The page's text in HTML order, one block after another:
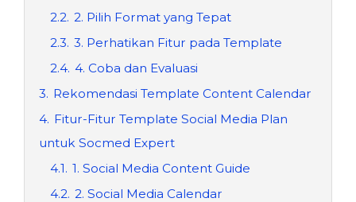
2.2. 2. Pilih Format yang Tepat
2.3. 3. Perhatikan Fitur pada Template
2.4. 4. Coba dan Evaluasi
3. Rekomendasi Template Content Calendar
4. Fitur-Fitur Template Social Media Plan
untuk Socmed Expert
4.1. 1. Social Media Content Guide
4.2. 2. Social Media Calendar